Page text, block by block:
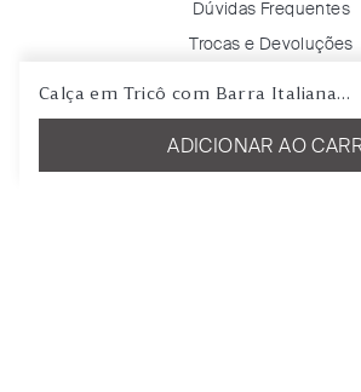
Calça em Tricô com Barra Italiana
Oliva
ADICIONAR AO
Dúvidas Frequentes
Trocas e Devoluções
Rastreie seu pedido